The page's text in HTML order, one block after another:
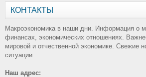
КОНТАКТЫ
Макроэкономика в наши дни. Информация о
финансах, экономических отношениях.
мировой и отчественной экономике. Свежие
ситуации.
Наш адрес: